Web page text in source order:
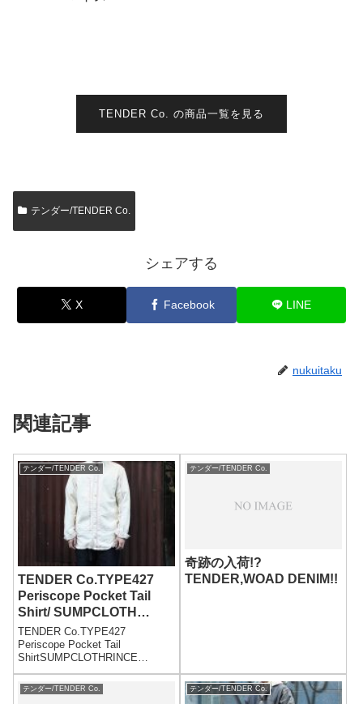
TENDER Co. の商品一覧を見る
テンダー/TENDER Co.
シェアする
X Facebook LINE
nukuitaku
関連記事
テンダー/TENDER Co.
TENDER Co.TYPE427
Periscope Pocket Tail
Shirt/ SUMPCLOTH
/RINCE WASH
TENDER Co.TYPE427
Periscope Pocket Tail
ShirtSUMPCLOTHRINCE
WASHPRICE:39000yen+tax172c
m63kg SIZE:3テンダーから新作
のシャツが入荷しました。今
テンダー/TENDER Co.
奇跡の入荷!?
TENDER,WOAD DENIM!!
テンダー/TENDER Co. テンダー/TENDER Co.